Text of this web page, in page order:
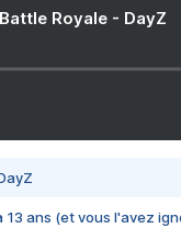
Royale - DayZ
13 ans (et vous l'avez